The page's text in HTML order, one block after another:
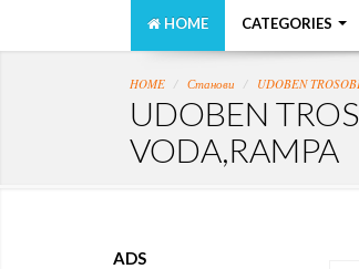
HOME CATEGORIES
HOME Станови UDOBEN
UDOBEN
VODA,RAMPA
ADS